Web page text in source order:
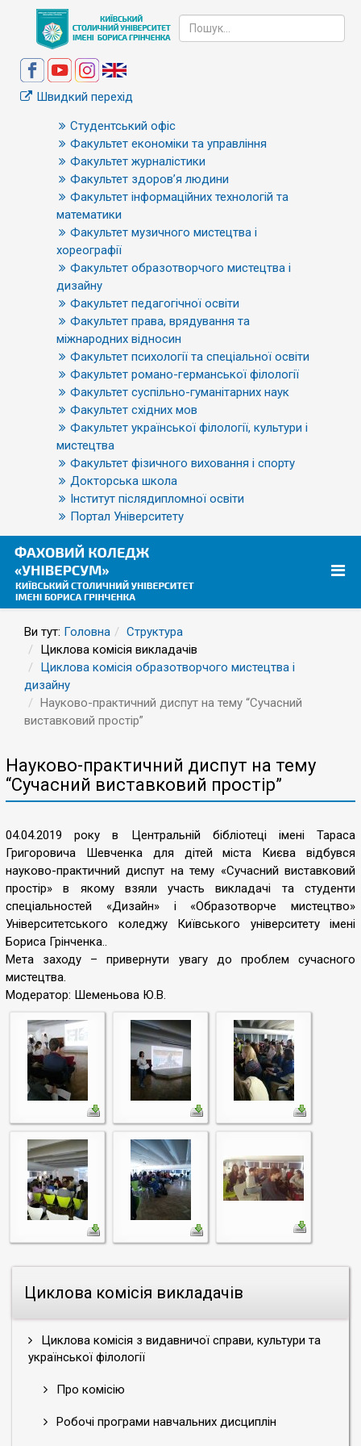
Швидкий перехід
Студентський офіс
Факультет економіки та управління
Факультет журналістики
Факультет здоров’я людини
Факультет інформаційних технологій та
математики
Факультет музичного мистецтва і
хореографії
Факультет образотворчого мистецтва і
дизайну
Факультет педагогічної освіти
Факультет права, врядування та
міжнародних відносин
Факультет психології та спеціальної освіти
Факультет романо-германської філології
Факультет суспільно-гуманітарних наук
Факультет східних мов
Факультет української філології, культури і
мистецтва
Факультет фізичного виховання і спорту
Докторська школа
Інститут післядипломної освіти
Портал Університету
Ви тут: Головна
Структура
Циклова комісія викладачів
Циклова комісія образотворчого мистецтва і
дизайну
Науково-практичний диспут на тему “Сучасний
виставковий простір”
Циклова комісія викладачів
Циклова комісія з видавничої справи, культури та
української філології
Про комісію
Робочі програми навчальних дисциплін
Науково-практичний диспут на тему
“Сучасний виставковий простір”
04.04.2019 року в Центральній бібліотеці імені Тараса
Григоровича Шевченка для дітей міста Києва відбувся
науково-практичний диспут на тему «Сучасний виставковий
простір» в якому взяли участь викладачі та студенти
спеціальностей «Дизайн» і «Образотворче мистецтво»
Університетського коледжу Київського університету імені
Бориса Грінченка..
Мета заходу – привернути увагу до проблем сучасного
мистецтва.
Модератор: Шеменьова Ю.В.